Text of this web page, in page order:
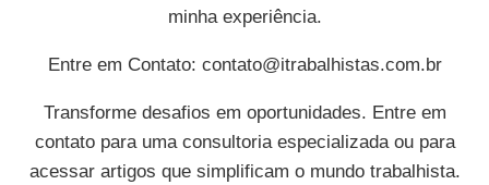
minha experiência.
Entre em Contato: contato@itrabalhistas.com.br
Transforme desafios em oportunidades. Entre em
contato para uma consultoria especializada ou para
acessar artigos que simplificam o mundo trabalhista.